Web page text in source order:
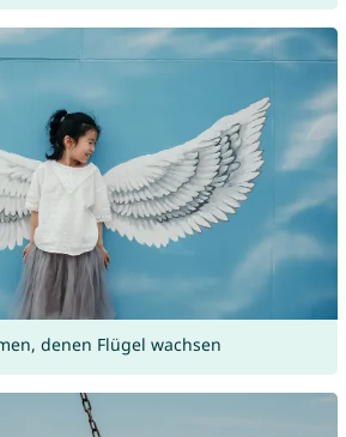
denen Flügel wachsen